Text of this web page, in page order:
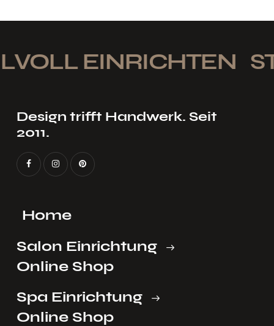
EINRICHTEN
Design trifft Handwerk. Seit
2011.
Home
Salon Einrichtung
Online Shop
Spa Einrichtung
Online Shop